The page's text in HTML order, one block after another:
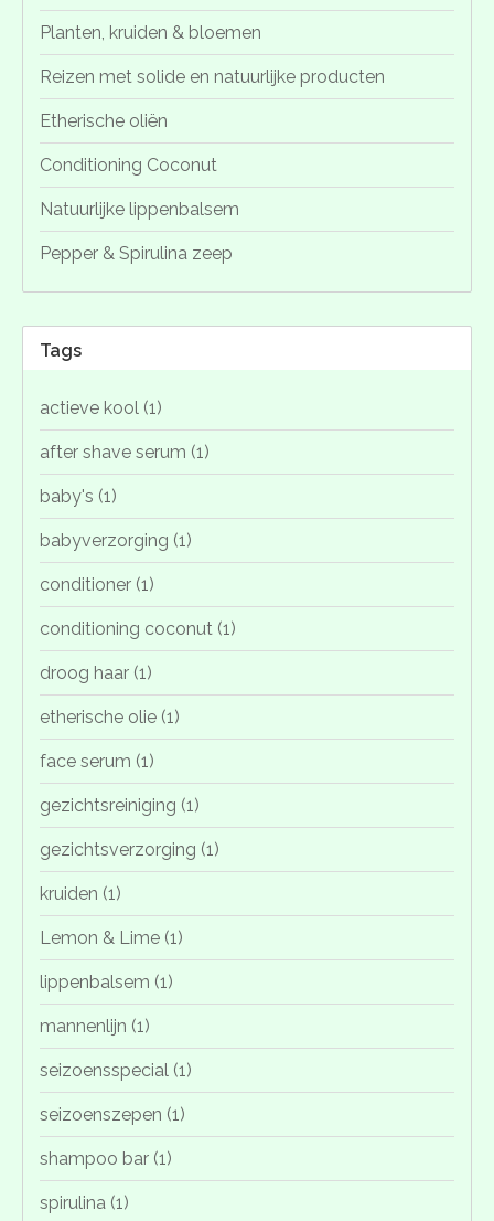
Planten, kruiden & bloemen
Reizen met solide en natuurlijke producten
Etherische oliën
Conditioning Coconut
Natuurlijke lippenbalsem
Pepper & Spirulina zeep
Tags
actieve kool (1)
after shave serum (1)
baby's (1)
babyverzorging (1)
conditioner (1)
conditioning coconut (1)
droog haar (1)
etherische olie (1)
face serum (1)
gezichtsreiniging (1)
gezichtsverzorging (1)
kruiden (1)
Lemon & Lime (1)
lippenbalsem (1)
mannenlijn (1)
seizoensspecial (1)
seizoenszepen (1)
shampoo bar (1)
spirulina (1)